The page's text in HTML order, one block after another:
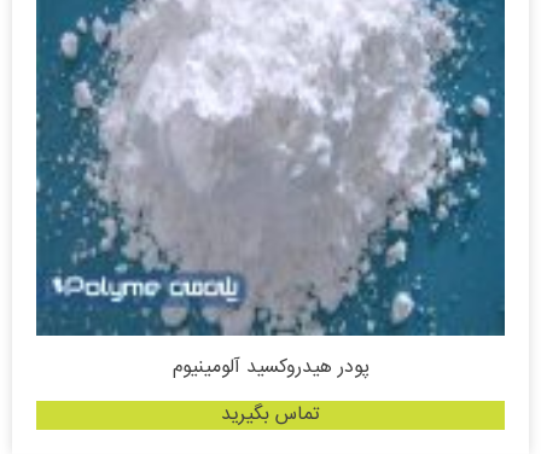
پودر هیدروکسید آلومینیوم
تماس بگیرید